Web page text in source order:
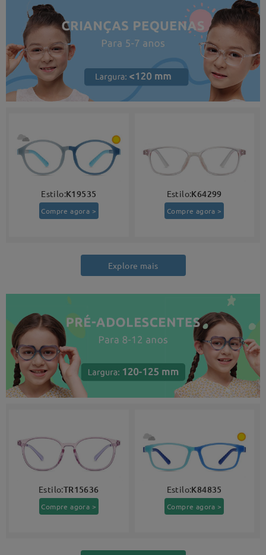
Estilo:K19535
Compre agora >
Estilo:K64299
Compre agora >
Explore mais
Estilo:TR15636
Compre agora >
Estilo:K84835
Compre agora >